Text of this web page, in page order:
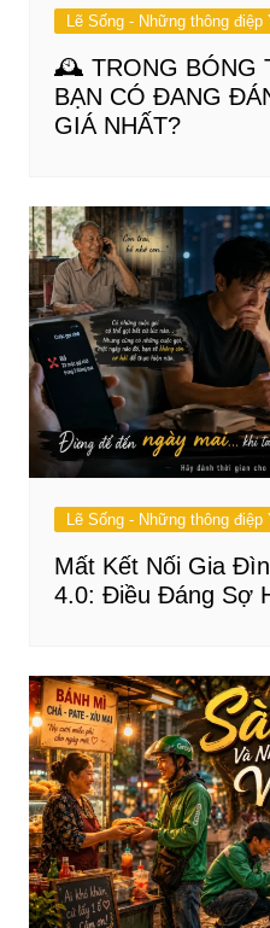
Lẽ Sống - Những thông điệp
🕰️ TRONG BÓNG
BẠN CÓ ĐANG
GIÁ NHẤT?
Lẽ Sống - Những thông điệp
Mất Kết Nối Gia
4.0: Điều Đáng Sợ